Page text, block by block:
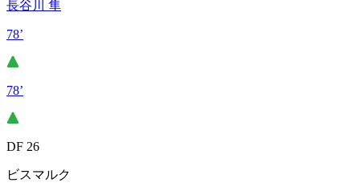
長谷川 隼
78’
78’
DF 26
ビスマルク